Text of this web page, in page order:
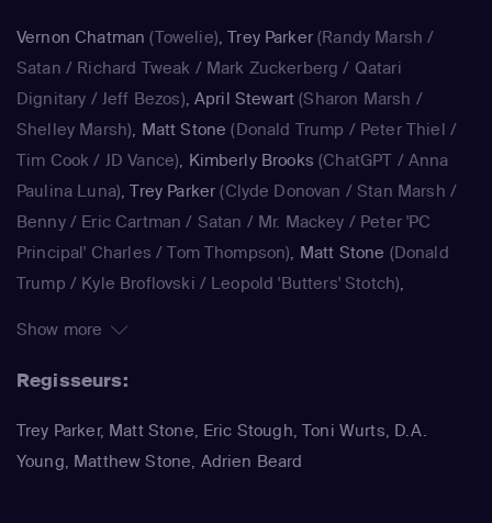
zelden ongeschonden vanaf, als zij in "South Park" worden
gepersifleerd. Zo doken Michael Jackson, Paris Hilton, Al
Gore en Kanye West al in South Park op, om er maar een
paar te noemen.
Vernon Chatman (Towelie),Trey Parker(Randy Marsh /
Satan / Richard Tweak / Mark Zuckerberg / Qatari
Dignitary / Jeff Bezos),April Stewart (Sharon Marsh /
Shelley Marsh), Matt Stone (Donald Trump / Peter Thiel /
Tim Cook / JD Vance), Kimberly Brooks (ChatGPT / Anna
Paulina Luna),Trey Parker (Clyde Donovan / Stan Marsh /
Benny / Eric Cartman / Satan / Mr. Mackey / Peter 'PC
Principal' Charles / Tom Thompson), Matt Stone (Donald
Trump / Kyle Broflovski / Leopold 'Butters' Stotch),
Cartman / Randy Marsh / Harrison Yates / Pi Pi / Water
/ Butters Stotch / ManBearPig / Mr. Cusslor),April Stewart
(Liane Cartman / Sharon Marsh / Shelly Marsh)
Show more
Regisseurs:
Trey Parker, Matt Stone, Eric Stough, Toni Wurts, D.A.
Young, Matthew Stone, Adrien Beard